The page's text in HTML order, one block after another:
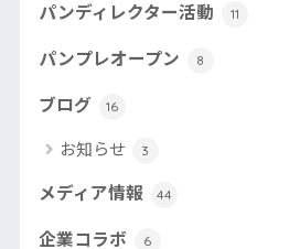
パンディレクター活動 11
パンプレオープン 8
ブログ 16
お知らせ 3
メディア情報 44
企業コラボ 6